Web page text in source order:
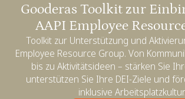
Gooderas Toolkit zur
AAPI Employee
Toolkit zur Unterstützung und
Employee Resource Group. Von
bis zu Aktivitätsideen – stärken Sie
unterstützen Sie Ihre DEI-Ziele und
inklusive Arbeitsplatzkultur.